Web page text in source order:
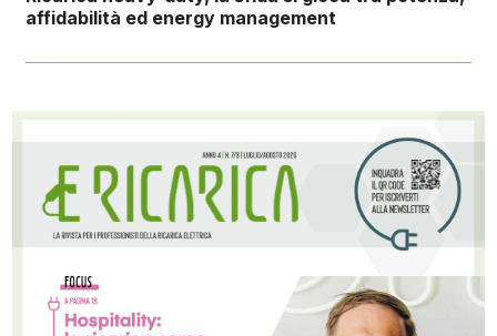
affidabilità ed energy management